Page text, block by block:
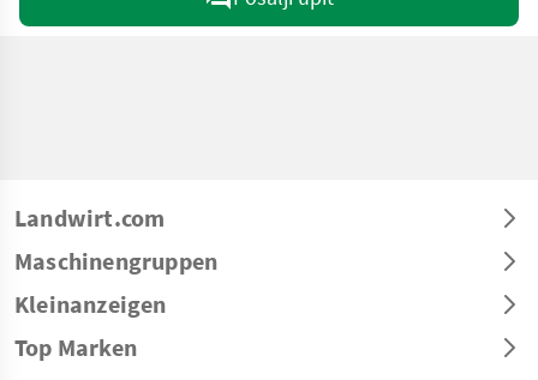
Landwirt.com
Maschinengruppen
Kleinanzeigen
Top Marken